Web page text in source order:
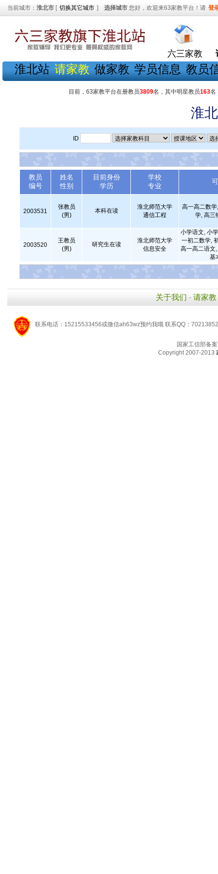
当前城市： 淮北市 [ 切换其它城市 ] 选择城市 您好，欢迎来63家教平台！请 登
六三家教
淮北站 请家教 做家教 学员信息 教员
目前，63家教平台在册教员3809名，其中明星教员163名
淮
ID
教员
编号
姓名
性别
目前身份
学历
学校
专业
2003531
张教员
(男)
本科在读
淮北师范大学
通信工程
高一高二数
学, 高三
2003520
王教员
(男)
研究生在读
淮北师范大学
信息安全
小学语文, 小
一初二数学,
高一高二语文
基
关于我们 - 请家教
联系电话：15215533456或微信ah63wz预约我哦 联系QQ：
国家工信部备
Copyright 2007-2013